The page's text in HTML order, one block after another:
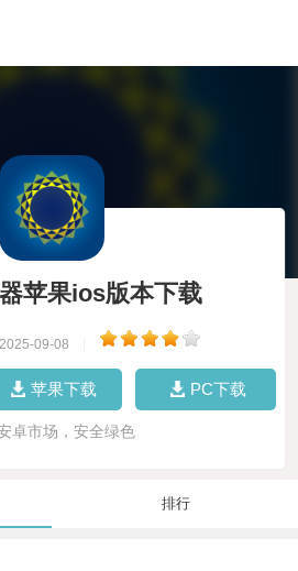
苹果ios版本下载
09-08
苹果下载 PC下载
卓市场，安全绿色
排行